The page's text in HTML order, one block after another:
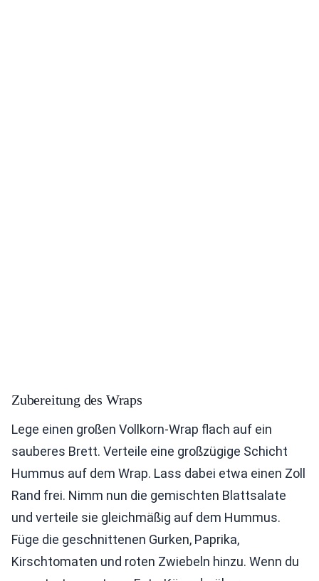
Zubereitung des Wraps
Lege einen großen Vollkorn-Wrap flach auf ein
sauberes Brett. Verteile eine großzügige Schicht
Hummus auf dem Wrap. Lass dabei etwa einen Zoll
Rand frei. Nimm nun die gemischten Blattsalate
und verteile sie gleichmäßig auf dem Hummus.
Füge die geschnittenen Gurken, Paprika,
Kirschtomaten und roten Zwiebeln hinzu. Wenn du